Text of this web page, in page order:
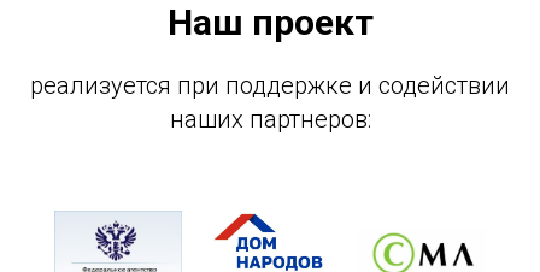
Наш проект
реализуется при поддержке и содействии
наших партнеров: